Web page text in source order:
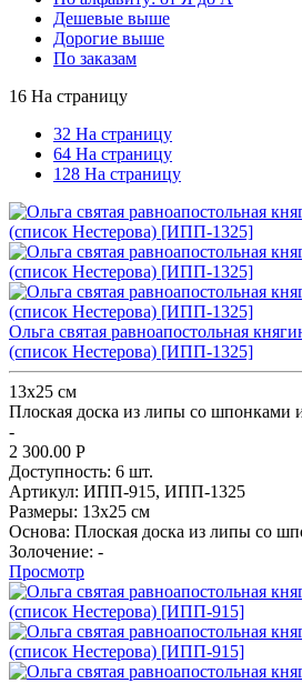
Дешевые выше
Дорогие выше
По заказам
16 На страницу
32 На страницу
64 На страницу
128 На страницу
Ольга святая равноапостольная
(список Нестерова) [ИПП-1325]
13х25 см
Плоская доска из липы со шпонками
-
2 300.00 Р
Доступность: 6 шт.
Артикул: ИПП-915, ИПП-1325
Размеры: 13х25 см
Основа: Плоская доска из липы со
Золочение: -
Просмотр